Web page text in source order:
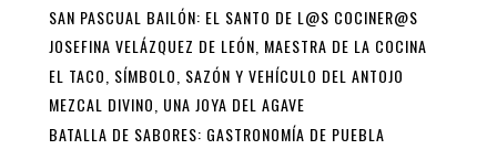
SAN PASCUAL BAILÓN: EL SANTO DE L@S COCINER@S
JOSEFINA VELÁZQUEZ DE LEÓN, MAESTRA DE LA COCINA
EL TACO, SÍMBOLO, SAZÓN Y VEHÍCULO DEL ANTOJO
MEZCAL DIVINO, UNA JOYA DEL AGAVE
BATALLA DE SABORES: GASTRONOMÍA DE PUEBLA